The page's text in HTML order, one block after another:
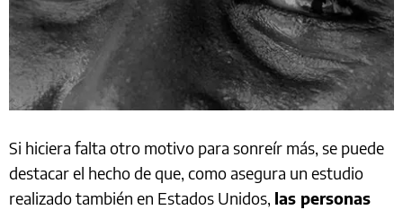
Si hiciera falta otro motivo para sonreír más, se puede
destacar el hecho de que, como asegura un estudio
realizado también en Estados Unidos, las personas